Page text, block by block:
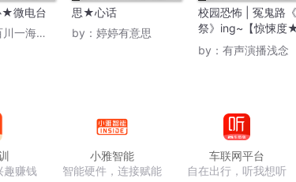
微电台
海洋老师
思★心话
by： 婷婷有意思
校园恐怖 | 冤鬼路
祭》ing~【惊悚度
★ ★ ★】
by： 有声演播浅念
趣赚钱
小雅智能
智能硬件，连接赋能
车联网平台
自在出行，听我想听